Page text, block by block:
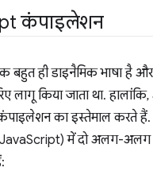
कंपाइलेशन
बहुत ही डाइनैमिक भाषा है
लागू किया जाता था.
का इस्तेमाल करते
में दो अलग-अलग